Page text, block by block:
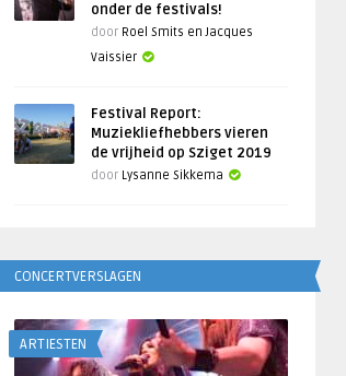
onder de festivals!
door Roel Smits en Jacques
Vaissier
Festival Report:
Muziekliefhebbers vieren
de vrijheid op Sziget 2019
door Lysanne Sikkema
CONCERTVERSLAGEN
ARTIESTEN